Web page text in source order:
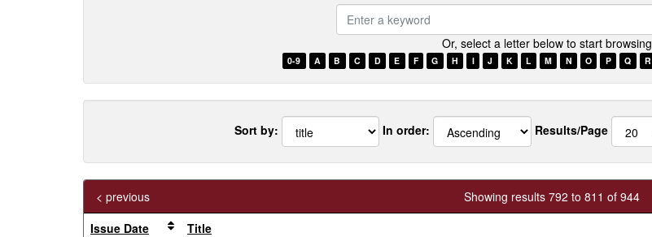
Enter
Or, select a letter below to start browsing
0-9 A B C D E F G H I J K L M N O P Q R
Sort by: In order: Results/Page
Showing results 792 to 811 of 944
< previous
Issue Date
Title